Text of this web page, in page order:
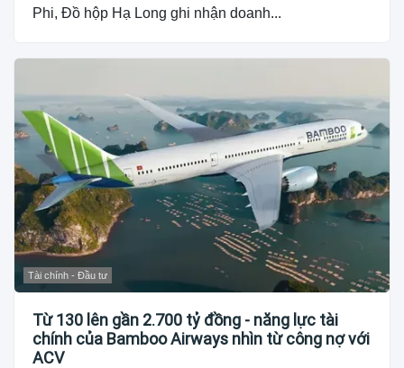
Phi, Đồ hộp Hạ Long ghi nhận doanh...
Tài chính - Đầu tư
Từ 130 lên gần 2.700 tỷ đồng - năng lực tài
chính của Bamboo Airways nhìn từ công nợ với
ACV